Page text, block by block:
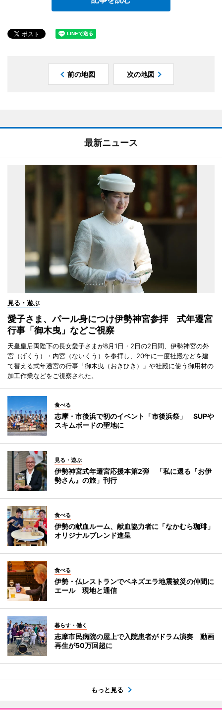
前の地図 次の地図
最新ニュース
見る・遊ぶ
愛子さま、パール身につけ伊勢神宮参拝 式年遷宮
行事「御木曳」などご視察
天皇皇后両陛下の長女愛子さまが8月1日・2日の2日間、伊勢神宮の外
宮（げくう）・内宮（ないくう）を参拝し、20年に一度社殿などを建
て替える式年遷宮の行事「御木曳（おきひき）」や社殿に使う御用材の
加工作業などをご視察された。
食べる
志摩・市後浜で初のイベント「市後浜祭」 SUPや
スキムボードの聖地に
見る・遊ぶ
伊勢神宮式年遷宮応援本第2弾 「私に還る『お伊
勢さん』の旅」刊行
食べる
伊勢の献血ルーム、献血協力者に「なかむら珈琲」
オリジナルブレンド進呈
食べる
伊勢・仏レストランでベネズエラ地震被災の仲間に
エール 現地と通信
暮らす・働く
志摩市民病院の屋上で入院患者がドラム演奏 動画
再生が50万回超に
もっと見る